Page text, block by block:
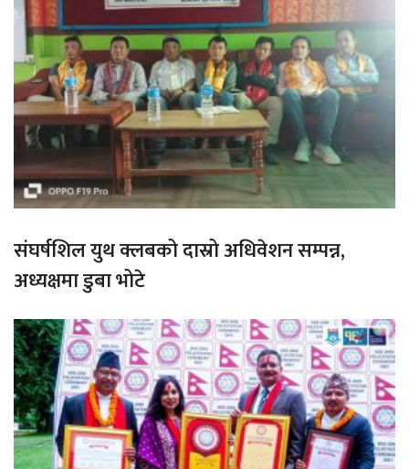
संघर्षशिल युथ क्लबको दास्रो अधिवेशन सम्पन्न,
अध्यक्षमा डुबा भोटे